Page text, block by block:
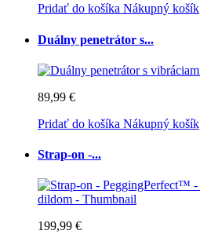
Pridať do košíka Nákupný košík
Duálny penetrátor s...
89,99 €
Pridať do košíka Nákupný košík
Strap-on -...
199,99 €